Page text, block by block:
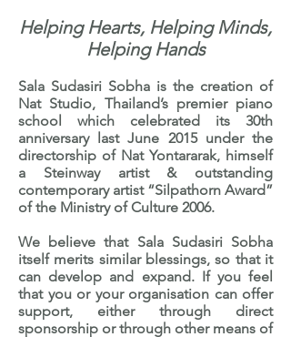
Helping Hearts, Helping Minds,
Helping Hands
Sala Sudasiri Sobha is the creation of
Nat Studio, Thailand’s premier piano
school which celebrated its 30th
anniversary last June 2015 under the
directorship of Nat Yontararak, himself
a Steinway artist & outstanding
contemporary artist “Silpathorn Award”
of the Ministry of Culture 2006.
We believe that Sala Sudasiri Sobha
itself merits similar blessings, so that it
can develop and expand. If you feel
that you or your organisation can offer
support, either through direct
sponsorship or through other means of